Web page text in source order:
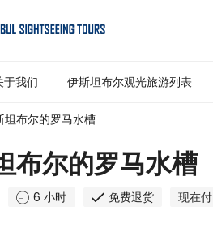
于我们 伊斯坦布尔观光旅游列表
坦布尔的罗马水槽
布尔的罗马水槽
6 小时 免费退货 现在